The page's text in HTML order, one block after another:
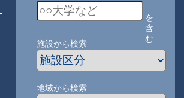
を
含
む
施設から検索
地域から検索